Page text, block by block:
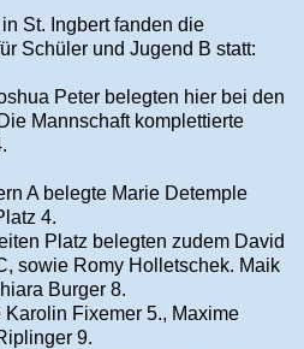
St. Ingbert fanden die
Schüler und Jugend B statt:
Peter belegten hier bei den
Mannschaft komplettierte
A belegte Marie Detemple
4.
Platz belegten zudem David
sowie Romy Holletschek. Maik
Burger 8.
Fixemer 5., Maxime
9.